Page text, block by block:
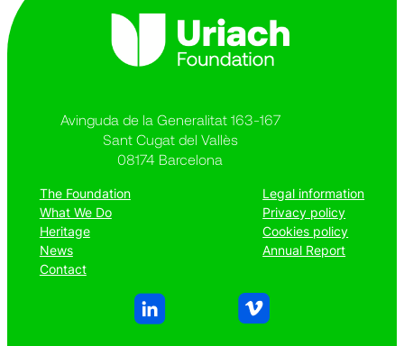
Avinguda de la Generalitat 163-167
Sant Cugat del Vallès
08174 Barcelona
The Foundation
What We Do
Heritage
News
Contact
Legal information
Privacy policy
Cookies policy
Annual Report